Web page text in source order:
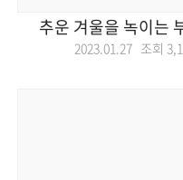
추운 겨울을 녹이는
2023.01.27 조회